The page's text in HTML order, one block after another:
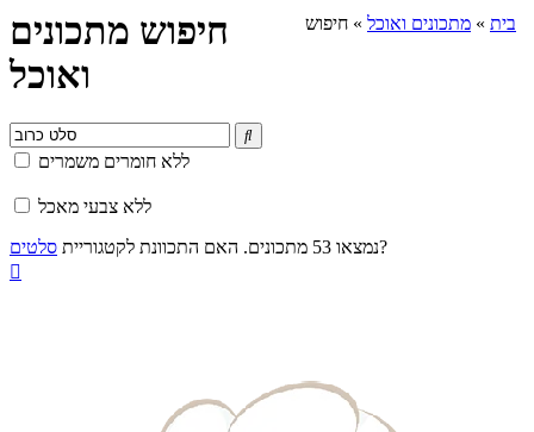
בית » מתכונים ואוכל » חיפוש
חיפוש מתכונים
ואוכל

ללא חומרים משמרים
ללא צבעי מאכל
נמצאו 53 מתכונים. האם התכוונת לקטגוריית
סלטים
?
